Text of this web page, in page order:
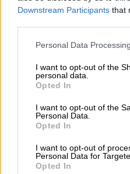
Downstream Participants that
Personal Data
I want to opt-out of the
personal data.
Opted In
I want to opt-out of the
Personal Data.
Opted In
I want to opt-out of
Personal Data for
Opted In
guerra
Crisis
María Comesaña
Votantes y
Juan Manuel